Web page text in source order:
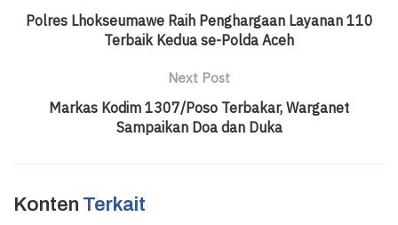
Polres Lhokseumawe Raih Penghargaan Layanan 110
Terbaik Kedua se-Polda Aceh
Next Post
Markas Kodim 1307/Poso Terbakar, Warganet
Sampaikan Doa dan Duka
Konten Terkait